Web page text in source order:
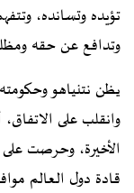
تؤيده وتسانده،
وتدافع عن حقه
يظن نتنياهو
وانقلب على الاتفاق،
الأخيرة، وحرصت
قادة دول العالم